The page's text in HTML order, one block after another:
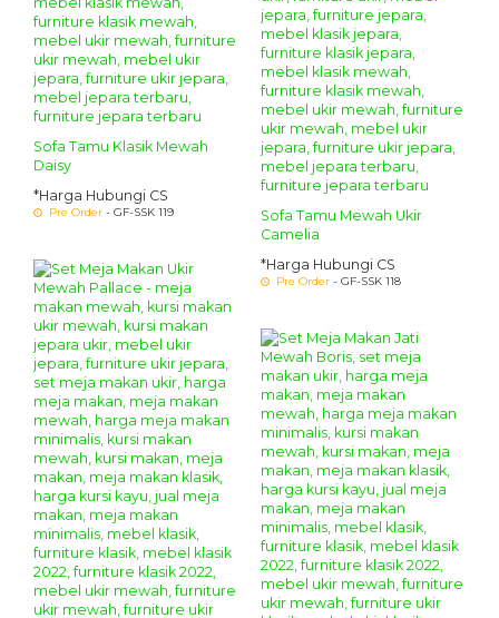
Sofa Tamu Klasik Mewah
Daisy
*Harga Hubungi CS
Pre Order - GF-SSK 119
Sofa Tamu Mewah Ukir
Camelia
*Harga Hubungi CS
Pre Order - GF-SSK 118